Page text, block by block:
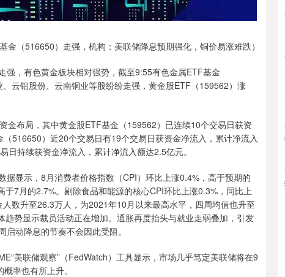
金（516650）走强，机构：美联储降息预期强化，铜价易涨难跌）
，有色黄金板块相对强势，截至9:55有色金属ETF基金
云铝股份、云南铜业等股纷纷走强，黄金股ETF（159562）涨
金布局，其中黄金股ETF基金（159562）已连续10个交易日获资
516650）近20个交易日有19个交易日获资金净流入，累计净流入
持续获资金净流入，累计净流入额达2.5亿元。
显示，8月消费者价格指数（CPI）环比上涨0.4%，高于预期的
7月的2.7%。剔除食品和能源的核心CPI环比上涨0.3%，同比上
数升至26.3万人，为2021年10月以来最高水平，四周均值也升至
势显示裁员活动正在增加。通胀再度抬头与就业走弱叠加，引发
动降息的节奏不会因此受阻。
美联储观察”（FedWatch）工具显示，市场几乎笃定美联储将在9
率也有所上升。